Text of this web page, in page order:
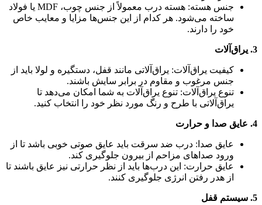
جنس هسته: هسته درب معمولاً از جنس چوب، MDF یا فولاد
ساخته می‌شود. هر کدام از این جنس‌ها مزایا و معایب خاص
خود را دارند.
3. یراق‌آلات
کیفیت یراق‌آلات: یراق‌آلاتی مانند قفل، دستگیره و لولا باید از
جنس مرغوب و مقاوم در برابر سایش باشند.
تنوع یراق‌آلات: تنوع یراق‌آلات به شما امکان می‌دهد تا
یراق‌آلاتی با طرح و رنگ مورد نظر خود را انتخاب کنید.
4. عایق صدا و حرارت
عایق صدا: درب ضد سرقت باید عایق صوتی خوبی باشد تا از
ورود صداهای مزاحم از بیرون جلوگیری کند.
عایق حرارت: این درب‌ها باید از نظر حرارتی نیز عایق باشند تا
از هدر رفتن انرژی جلوگیری کنند.
5. سیستم قفل